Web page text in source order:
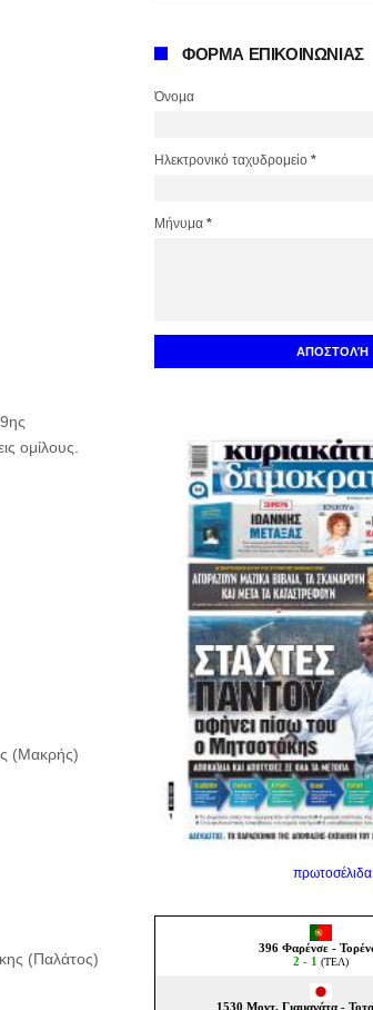
ομίλους.
(Μακρής)
(Παλάτος)
ΦΟΡΜΑ ΕΠΙΚΟΙΝΩΝΙΑΣ
Όνομα
Ηλεκτρονικό ταχυδρομείο *
Μήνυμα *
πρωτοσέλιδα